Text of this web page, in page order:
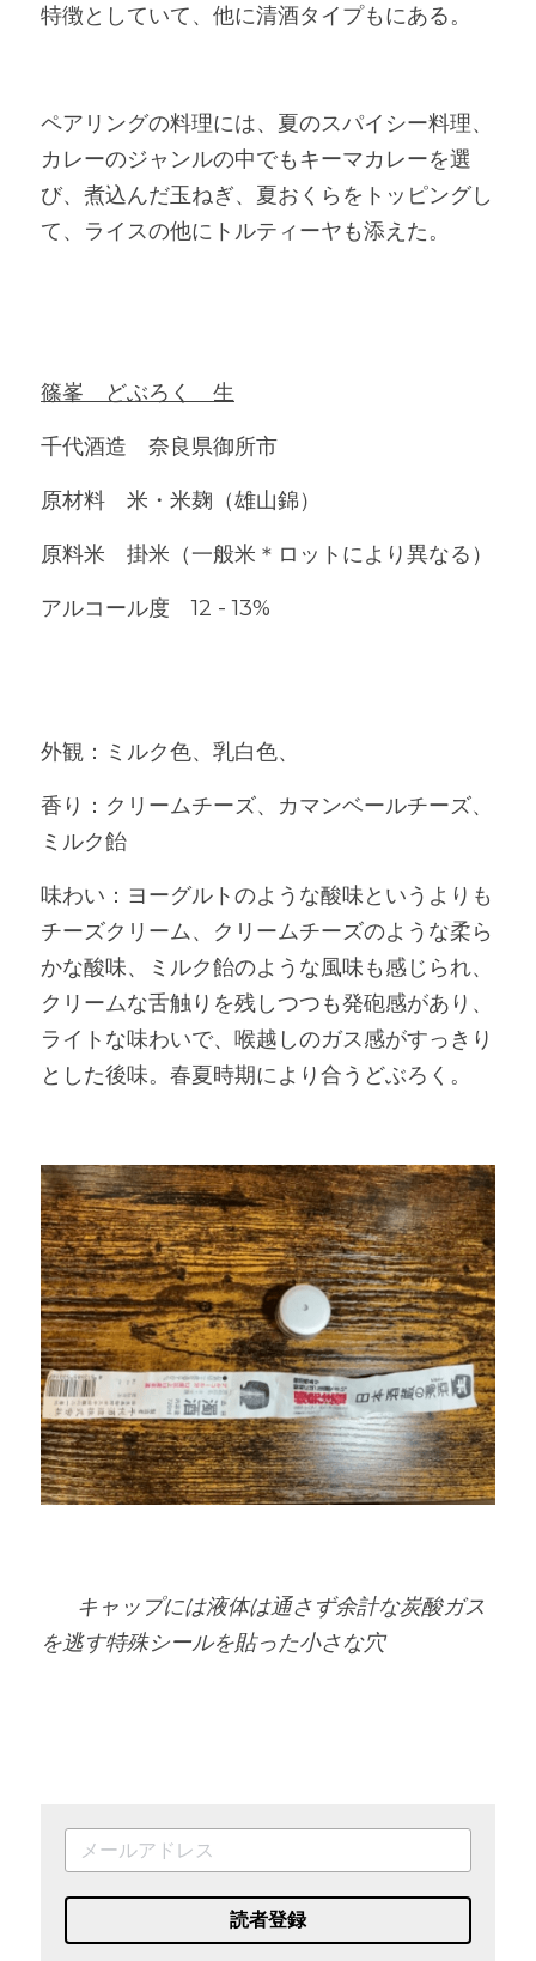
特徴としていて、他に清酒タイプもにある。
ペアリングの料理には、夏のスパイシー料理、
カレーのジャンルの中でもキーマカレーを選
び、煮込んだ玉ねぎ、夏おくらをトッピングし
て、ライスの他にトルティーヤも添えた。
篠峯　どぶろく　生
千代酒造 奈良県御所市
原材料　米・米麹（雄山錦）
原料米　掛米（一般米＊ロットにより異なる）
アルコール度　12 - 13%
外観：ミルク色、乳白色、
香り：クリームチーズ、カマンベールチーズ、
ミルク飴
味わい：ヨーグルトのような酸味というよりも
チーズクリーム、クリームチーズのような柔ら
かな酸味、ミルク飴のような風味も感じられ、
クリームな舌触りを残しつつも発砲感があり、
ライトな味わいで、喉越しのガス感がすっきり
とした後味。春夏時期により合うどぶろく。
を逃す特殊シールを貼った小さな穴
読者登録